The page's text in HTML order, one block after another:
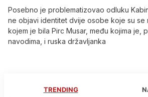
Posebno je problematizovao odluku
ne objavi identitet dvije osobe koje su se
kojem je bila Pirc Musar, među kojima je,
navodima, i ruska državljanka
TRENDING